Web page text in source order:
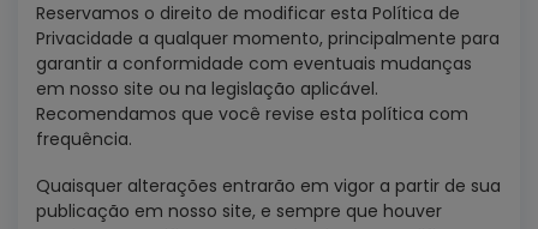
Reservamos o direito de modificar esta Política de
Privacidade a qualquer momento, principalmente para
garantir a conformidade com eventuais mudanças
em nosso site ou na legislação aplicável.
Recomendamos que você revise esta política com
frequência.
Quaisquer alterações entrarão em vigor a partir de sua
publicação em nosso site, e sempre que houver